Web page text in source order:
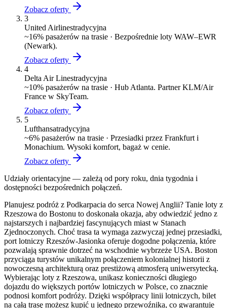
Zobacz oferty
3
United Airlinestradycyjna
~16% pasażerów na trasie · Bezpośrednie loty WAW–EWR
(Newark).
Zobacz oferty
4
Delta Air Linestradycyjna
~10% pasażerów na trasie · Hub Atlanta. Partner KLM/Air
France w SkyTeam.
Zobacz oferty
5
Lufthansatradycyjna
~6% pasażerów na trasie · Przesiadki przez Frankfurt i
Monachium. Wysoki komfort, bagaż w cenie.
Zobacz oferty
Udziały orientacyjne — zależą od pory roku, dnia tygodnia i
dostępności bezpośrednich połączeń.
Planujesz podróż z Podkarpacia do serca Nowej Anglii? Tanie loty z
Rzeszowa do Bostonu to doskonała okazja, aby odwiedzić jedno z
najstarszych i najbardziej fascynujących miast w Stanach
Zjednoczonych. Choć trasa ta wymaga zazwyczaj jednej przesiadki,
port lotniczy Rzeszów-Jasionka oferuje dogodne połączenia, które
pozwalają sprawnie dotrzeć na wschodnie wybrzeże USA. Boston
przyciąga turystów unikalnym połączeniem kolonialnej historii z
nowoczesną architekturą oraz prestiżową atmosferą uniwersytecką.
Wybierając loty z Rzeszowa, unikasz konieczności długiego
dojazdu do większych portów lotniczych w Polsce, co znacznie
podnosi komfort podróży. Dzięki współpracy linii lotniczych, bilet
na całą trasę możesz kupić u jednego przewoźnika, co gwarantuje